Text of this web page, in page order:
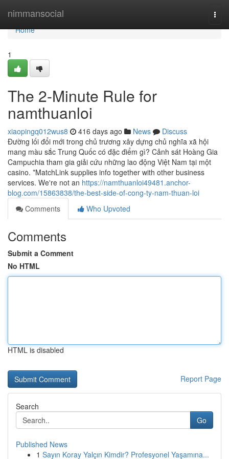
nimmansocial
Home
Home
1
The 2-Minute Rule for
namthuanloi
xiaopingq012wus8 416 days ago News
Discuss
Đường lối đổi mới trong chủ trương xây dựng chủ nghĩa xã hội
mang màu sắc Trung Quốc có đặc điểm gì? Cảnh sát Hoàng Gia
Campuchia tham gia giải cứu những lao động Việt Nam tại một
casino. *MatchLink supplies info together with other business
services. We're not an https://namthuanloi49481.anchor-
blog.com/15863838/the-best-side-of-cong-ty-nam-thuan-loi
Comments
Who Upvoted
Comments
Submit a Comment
No HTML
HTML is disabled
Report Page
Search
Go
Published News
1 Sayın Koray Yalçın Kimdir? Profesyonel Yaşamına...